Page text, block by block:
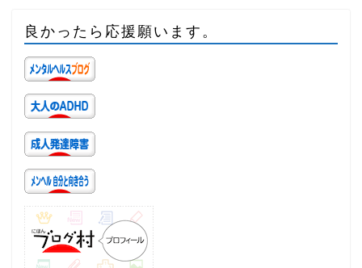
良かったら応援願います。